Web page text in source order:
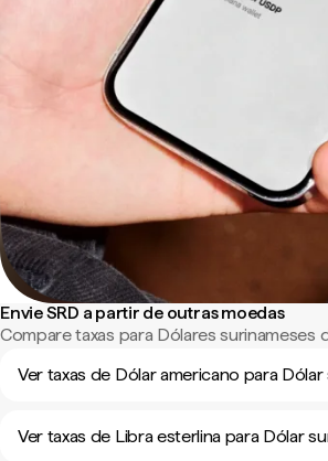
Envie SRD a partir de outras moedas
Compare taxas para Dólares
Ver taxas de Dólar americano para Dólar
Ver taxas de Libra esterlina para Dólar